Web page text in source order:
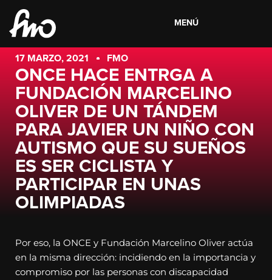
MENÚ
17 MARZO, 2021 FMO
ONCE HACE ENTRGA A
FUNDACIÓN MARCELINO
OLIVER DE UN TÁNDEM
PARA JAVIER UN NIÑO CON
AUTISMO QUE SU SUEÑOS
ES SER CICLISTA Y
PARTICIPAR EN UNAS
OLIMPIADAS
Por eso, la ONCE y Fundación Marcelino Oliver actúa
en la misma dirección: incidiendo en la importancia y
compromiso por las personas con discapacidad